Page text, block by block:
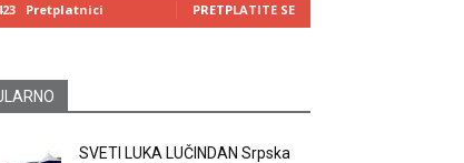
Pretplatnici PRETPLATITE SE
SVETI LUKA LUČINDAN Srpska